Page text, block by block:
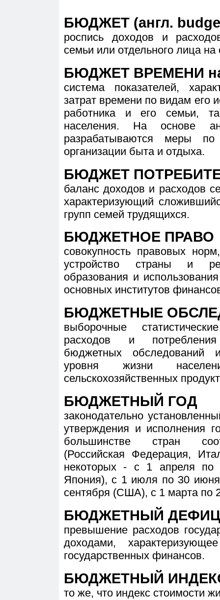
БЮДЖЕТ (англ.
роспись доходов и
семьи или отдельного лица
БЮДЖЕТ ВРЕМЕНИ
система показателей,
затрат времени по видам его
работника и его семьи,
населения. На основе
разрабатываются меры
организации быта и отдыха.
БЮДЖЕТ
баланс доходов и расходов
характеризующий
групп семей трудящихся.
БЮДЖЕТНОЕ ПРАВО
совокупность правовых
устройство страны и
образования и
основных институтов
БЮДЖЕТНЫЕ
выборочные
расходов и
бюджетных обследований
уровня жизни
сельскохозяйственных
БЮДЖЕТНЫЙ ГОД
законодательно
утверждения и исполнения
большинстве стран
(Российская Федерация,
некоторых - с 1 апреля по
Япония), с 1 июля по 30
сентября (США), с 1 марта по
БЮДЖЕТНЫЙ
превышение расходов
доходами,
государственных финансов.
БЮДЖЕТНЫЙ
то же, что индекс стоимости